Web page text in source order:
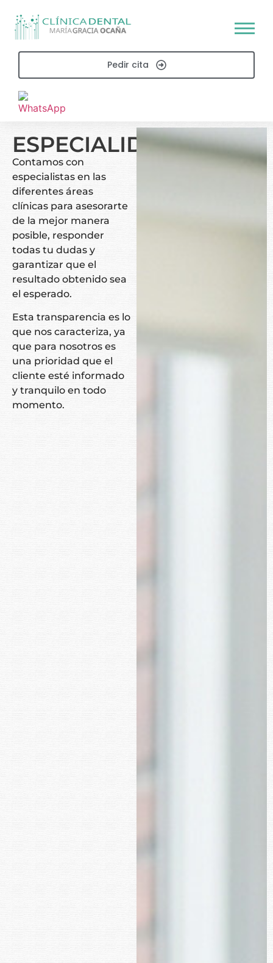
Pedir cita
ESPECIALIDADES
Contamos con
especialistas en las
diferentes áreas
clínicas para asesorarte
de la mejor manera
posible, responder
todas tu dudas y
garantizar que el
resultado obtenido sea
el esperado.
Esta transparencia es lo
que nos caracteriza, ya
que para nosotros es
una prioridad que el
cliente esté informado
y tranquilo en todo
momento.